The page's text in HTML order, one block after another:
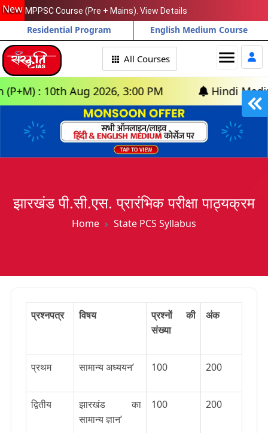
New MPPSC Course (Pre + Mains). View Details
Residential Program English Medium Course
menu
All Courses
Aug 2026, 3:00 PM Hindi Medium:
झारखंड पी.सी.एस. प्रारंभिक परीक्षा पाठ्यक्रम
Home State PCS Syllabus
प्रश्नपत्र विषय
प्रश्नों की
संख्या
अंक
प्रथम सामान्य अध्ययन’ 100 200
द्वितीय
झारखंड का
सामान्य ज्ञान’
100 200